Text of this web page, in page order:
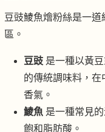
豆豉鯪魚燴粉絲是一
區。
豆豉 是一種以黃
的傳統調味料，在
香氣。
鯪魚 是一種常見
飽和脂肪酸。